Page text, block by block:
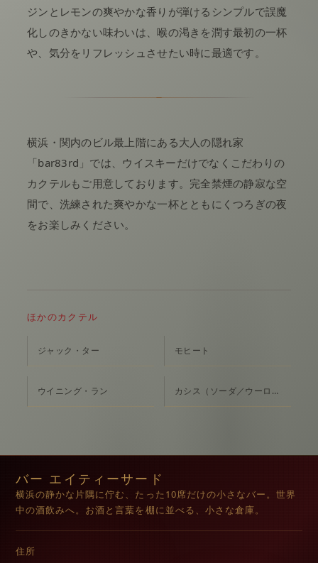
ジンとレモンの爽やかな香りが弾けるシンプルで誤魔
化しのきかない味わいは、喉の渇きを潤す最初の一杯
や、気分をリフレッシュさせたい時に最適です。
横浜・関内のビル最上階にある大人の隠れ家
「bar83rd」では、ウイスキーだけでなくこだわりの
カクテルもご用意しております。完全禁煙の静寂な空
間で、洗練された爽やかな一杯とともにくつろぎの夜
をお楽しみください。
ほかのカクテル
ジャック・ター モヒート
ウイニング・ラン カシス（ソーダ／ウーロン）
バー エイティーサード
横浜の静かな片隅に佇む、たった10席だけの小さなバー。世界
中の酒飲みへ。お酒と言葉を棚に並べる、小さな倉庫。
住所